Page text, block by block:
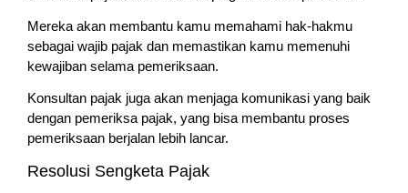
Mereka akan membantu kamu memahami hak-hakmu
sebagai wajib pajak dan memastikan kamu memenuhi
kewajiban selama pemeriksaan.
Konsultan pajak juga akan menjaga komunikasi yang baik
dengan pemeriksa pajak, yang bisa membantu proses
pemeriksaan berjalan lebih lancar.
Resolusi Sengketa Pajak